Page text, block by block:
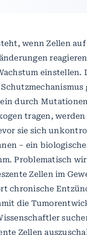
wenn Zellen
einstellen.
ein durch
tragen, werden
sie sich
– ein
Problematisch
Zellen im
chronische
die
Zellen